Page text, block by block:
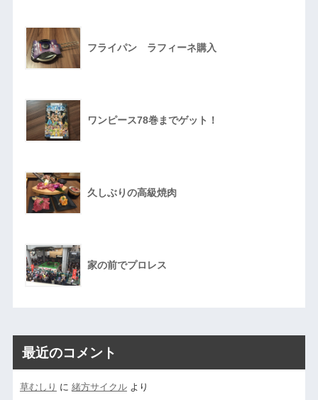
フライパン ラフィーネ購入
ワンピース78巻までゲット！
久しぶりの高級焼肉
家の前でプロレス
最近のコメント
草むしり に 緒方サイクルより